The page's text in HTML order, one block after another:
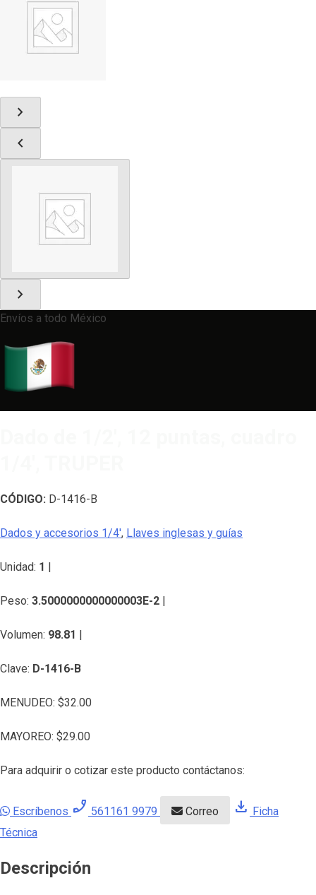
chevron_right
chevron_left
chevron_right
Envíos a todo México
CÓDIGO: D-1416-B
Dados y accesorios 1/4', Llaves inglesas y guías
Unidad: 1 |
Peso: 3.5000000000000003E-2 |
Volumen: 98.81 |
Clave: D-1416-B
MENUDEO: $32.00
MAYOREO: $29.00
Para adquirir o cotizar este producto contáctanos:
Escríbenos phone_enabled 561161 9979 Correo download Ficha
Técnica
Descripción